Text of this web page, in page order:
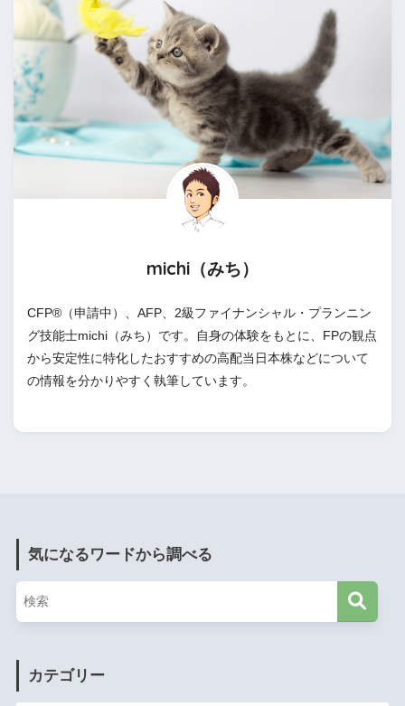
michi（みち）
CFP®（申請中）、AFP、2級ファイナンシャル・プランニン
グ技能士michi（みち）です。自身の体験をもとに、FPの観点
から安定性に特化したおすすめの高配当日本株などについて
の情報を分かりやすく執筆しています。
気になるワードから調べる
カテゴリー